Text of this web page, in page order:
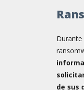
Durante
de sus